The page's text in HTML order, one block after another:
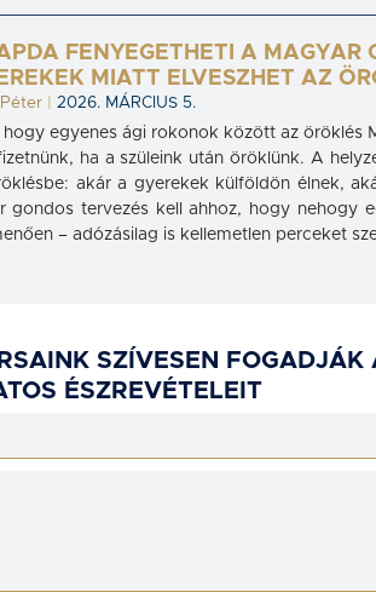
FENYEGETHETI A MAGYAR
MIATT ELVESZHET AZ
2026. MÁRCIUS 5.
hogy egyenes ági rokonok között az öröklés
ha a szüleink után öröklünk. A
akár a gyerekek külföldön élnek,
gondos tervezés kell ahhoz, hogy nehogy
– adózásilag is kellemetlen perceket
SZÍVESEN FOGADJÁK
ÉSZREVÉTELEIT